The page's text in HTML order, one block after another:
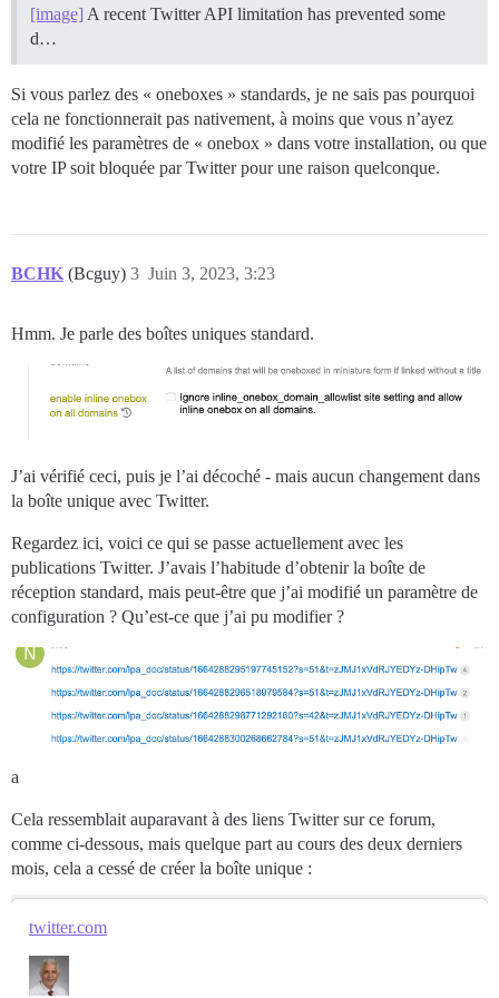
[image] A recent Twitter API limitation has prevented some
d…
Si vous parlez des « oneboxes » standards, je ne sais pas pourquoi
cela ne fonctionnerait pas nativement, à moins que vous n’ayez
modifié les paramètres de « onebox » dans votre installation, ou que
votre IP soit bloquée par Twitter pour une raison quelconque.
BCHK (Bcguy) Juin 3, 2023, 3:23
3
Hmm. Je parle des boîtes uniques standard.
J’ai vérifié ceci, puis je l’ai décoché - mais aucun changement dans
la boîte unique avec Twitter.
Regardez ici, voici ce qui se passe actuellement avec les
publications Twitter. J’avais l’habitude d’obtenir la boîte de
réception standard, mais peut-être que j’ai modifié un paramètre de
configuration ? Qu’est-ce que j’ai pu modifier ?
a
Cela ressemblait auparavant à des liens Twitter sur ce forum,
comme ci-dessous, mais quelque part au cours des deux derniers
mois, cela a cessé de créer la boîte unique :
twitter.com